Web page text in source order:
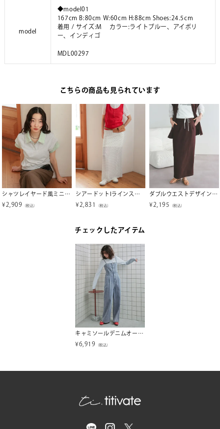
model
◆model01
167cm B:80cm W:60cm H:88cm Shoes:24.5cm
着用 / サイズ:M カラー:ライトブルー、アイボリ
ー、インディゴ
MDL00297
こちらの商品も見られています
シャツレイヤード風ミニ裏毛トップス【miette ミエット】
¥ 2,909 （税込）
シアードットIラインスカート【miette ミエット】【メール便可／100】
¥ 2,831 （税込）
ダブルウエストデザインタイトスカート
¥ 2,195 （税込）
チェックしたアイテム
キャミソールデニムオールインワン
¥6,919 （税込）